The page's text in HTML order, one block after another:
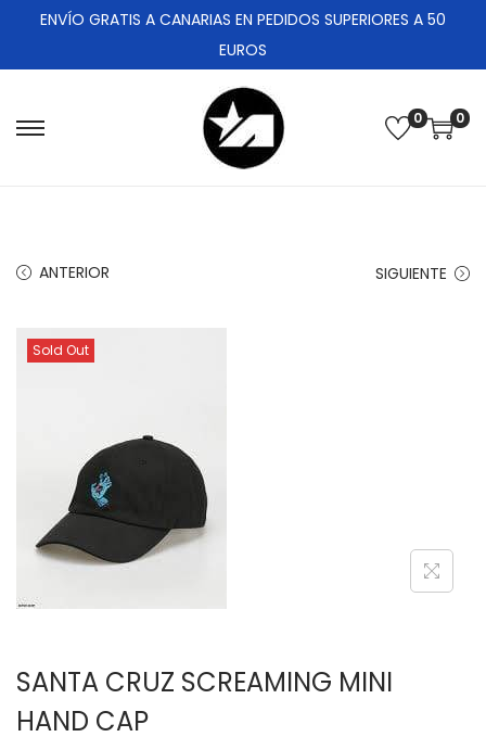
ENVÍO GRATIS A CANARIAS EN PEDIDOS SUPERIORES A 50
EUROS
0 0
ANTERIOR SIGUIENTE
Sold Out
SANTA CRUZ SCREAMING MINI
HAND CAP